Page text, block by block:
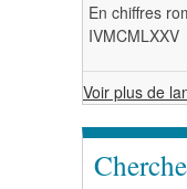
En chiffres
IVMCMLXXV
Voir plus de